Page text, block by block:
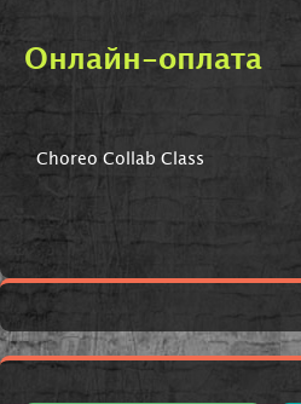
Онлайн-оплата
Choreo Collab Class